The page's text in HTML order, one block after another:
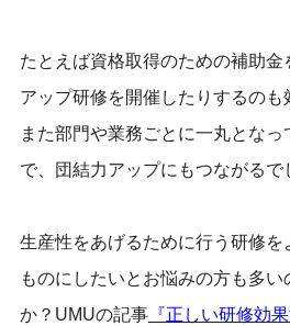
たとえば資格取得のための補助
アップ研修を開催したりするのも
また部門や業務ごとに一丸となっ
で、団結力アップにもつながるで
生産性をあげるために行う研修を
ものにしたいとお悩みの方も多い
か？UMUの記事『正しい研修効